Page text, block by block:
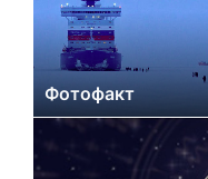
Фотофакт